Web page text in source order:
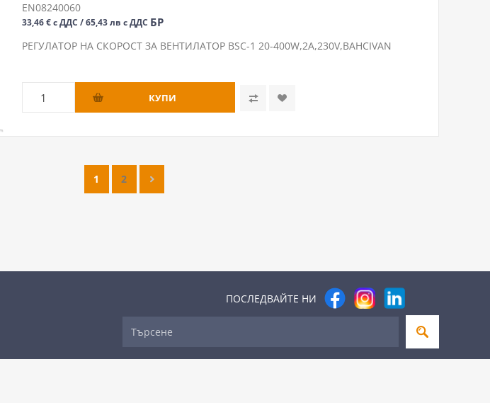
EN08240060
33,46 € с ДДС / 65,43 лв с ДДС БР
РЕГУЛАТОР НА СКОРОСТ ЗА ВЕНТИЛАТОР BSC-1 20-400W,2A,230V,BAHCIVAN
1 2
ПОСЛЕДВАЙТЕ НИ